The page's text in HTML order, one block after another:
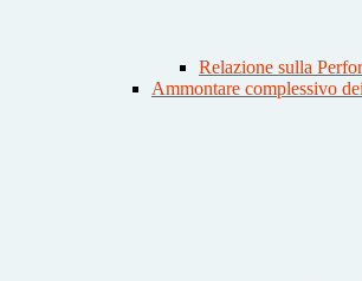
Relazione sulla
Ammontare complessivo